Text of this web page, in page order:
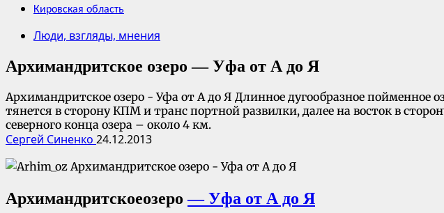
Кировская область
Люди, взгляды, мнения
Архимандритское озеро — Уфа от А до Я
Архимандритское озеро - Уфа от А до Я Длинное дугообразное
тянется в сторону КПМ и транс портной развилки, далее на восток в
северного конца озера – около 4 км.
Сергей Синенко 24.12.2013
Архимандритскоеозеро— Уфа от А до Я